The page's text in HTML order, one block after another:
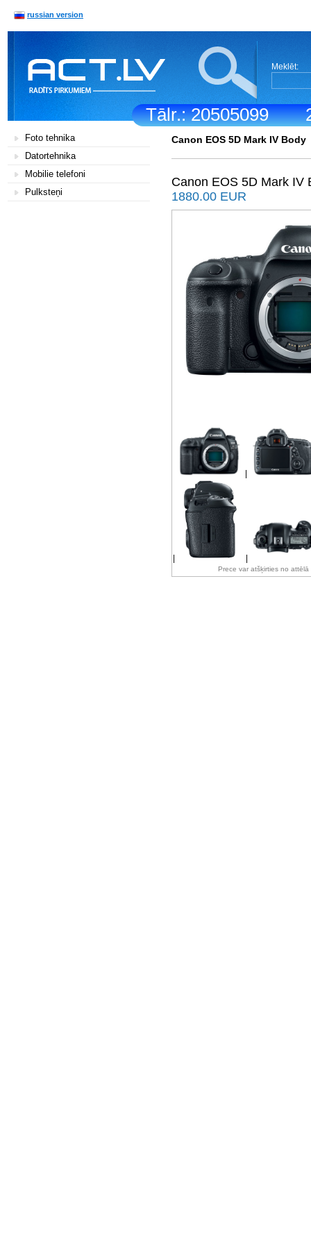
Tālr.: 20505099
russian version
Meklēt:
Foto tehnika
Datortehnika
Mobilie telefoni
Pulksteņi
Canon EOS 5D Mark IV Body
Canon EOS 5D Mark IV
1880.00 EUR
|
| |
Prece var atšķirties no attēlā